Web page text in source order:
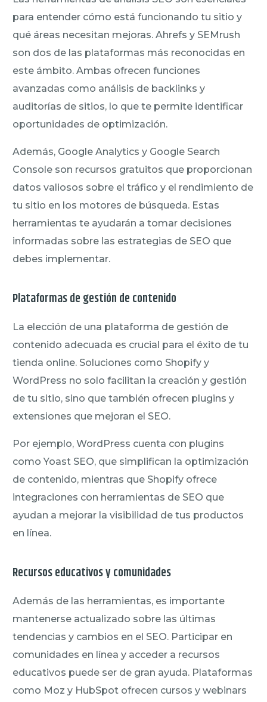
para entender cómo está funcionando tu sitio y
qué áreas necesitan mejoras. Ahrefs y SEMrush
son dos de las plataformas más reconocidas en
este ámbito. Ambas ofrecen funciones
avanzadas como análisis de backlinks y
auditorías de sitios, lo que te permite identificar
oportunidades de optimización.
Además, Google Analytics y Google Search
Console son recursos gratuitos que proporcionan
datos valiosos sobre el tráfico y el rendimiento de
tu sitio en los motores de búsqueda. Estas
herramientas te ayudarán a tomar decisiones
informadas sobre las estrategias de SEO que
debes implementar.
Plataformas de gestión de contenido
La elección de una plataforma de gestión de
contenido adecuada es crucial para el éxito de tu
tienda online. Soluciones como Shopify y
WordPress no solo facilitan la creación y gestión
de tu sitio, sino que también ofrecen plugins y
extensiones que mejoran el SEO.
Por ejemplo, WordPress cuenta con plugins
como Yoast SEO, que simplifican la optimización
de contenido, mientras que Shopify ofrece
integraciones con herramientas de SEO que
ayudan a mejorar la visibilidad de tus productos
en línea.
Recursos educativos y comunidades
Además de las herramientas, es importante
mantenerse actualizado sobre las últimas
tendencias y cambios en el SEO. Participar en
comunidades en línea y acceder a recursos
educativos puede ser de gran ayuda. Plataformas
como Moz y HubSpot ofrecen cursos y webinars